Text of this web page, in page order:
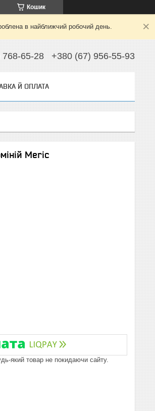
Кошик
в найближчий робочий день.
65-28 +380 (67) 956-55-93
Й ОПЛАТА
Meric
який товар не покидаючи сайту.